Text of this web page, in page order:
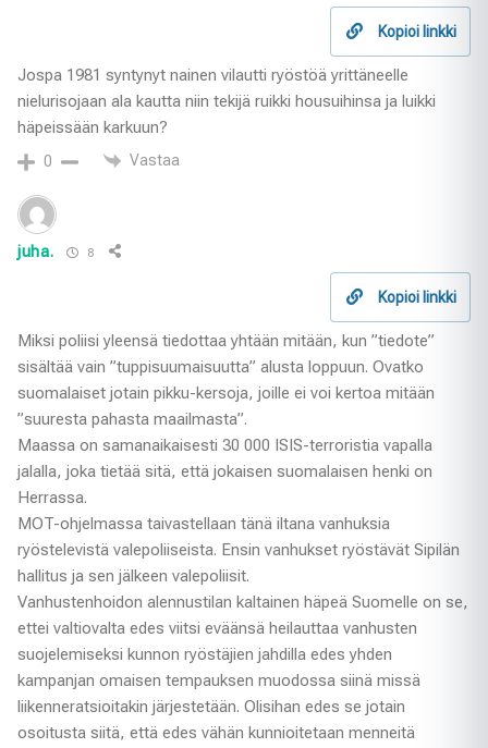
Kopioi linkki
Jospa 1981 syntynyt nainen vilautti ryöstöä yrittäneelle
nielurisojaan ala kautta niin tekijä ruikki housuihinsa ja luikki
häpeissään karkuun?
0 Vastaa
juha. 8
Kopioi linkki
Miksi poliisi yleensä tiedottaa yhtään mitään, kun ”tiedote”
sisältää vain ”tuppisuumaisuutta” alusta loppuun. Ovatko
suomalaiset jotain pikku-kersoja, joille ei voi kertoa mitään
”suuresta pahasta maailmasta”.
Maassa on samanaikaisesti 30 000 ISIS-terroristia vapalla
jalalla, joka tietää sitä, että jokaisen suomalaisen henki on
Herrassa.
MOT-ohjelmassa taivastellaan tänä iltana vanhuksia
ryöstelevistä valepoliiseista. Ensin vanhukset ryöstävät Sipilän
hallitus ja sen jälkeen valepoliisit.
Vanhustenhoidon alennustilan kaltainen häpeä Suomelle on se,
ettei valtiovalta edes viitsi eväänsä heilauttaa vanhusten
suojelemiseksi kunnon ryöstäjien jahdilla edes yhden
kampanjan omaisen tempauksen muodossa siinä missä
liikenneratsioitakin järjestetään. Olisihan edes se jotain
osoitusta siitä, että edes vähän kunnioitetaan menneitä